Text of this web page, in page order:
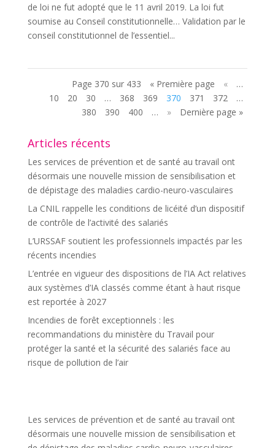
de loi ne fut adopté que le 11 avril 2019. La loi fut
soumise au Conseil constitutionnelle… Validation par le
conseil constitutionnel de l’essentiel...
Page 370 sur 433 « Première page «
…
10
20 30 … 368 369 370 371 372
…
380
390 400 … » Dernière page »
Articles récents
Les services de prévention et de santé au travail ont
désormais une nouvelle mission de sensibilisation et
de dépistage des maladies cardio-neuro-vasculaires
La CNIL rappelle les conditions de licéité d’un dispositif
de contrôle de l’activité des salariés
L’URSSAF soutient les professionnels impactés par les
récents incendies
L’entrée en vigueur des dispositions de l’IA Act relatives
aux systèmes d’IA classés comme étant à haut risque
est reportée à 2027
Incendies de forêt exceptionnels : les
recommandations du ministère du Travail pour
protéger la santé et la sécurité des salariés face au
risque de pollution de l’air
Les services de prévention et de santé au travail ont
désormais une nouvelle mission de sensibilisation et